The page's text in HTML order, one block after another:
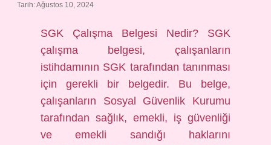
Tarih: Ağustos 10, 2024
SGK Çalışma Belgesi Nedir? SGK
çalışma belgesi, çalışanların
istihdamının SGK tarafından tanınması
için gerekli bir belgedir. Bu belge,
çalışanların Sosyal Güvenlik Kurumu
tarafından sağlık, emekli, iş güvenliği
ve emekli sandığı haklarını